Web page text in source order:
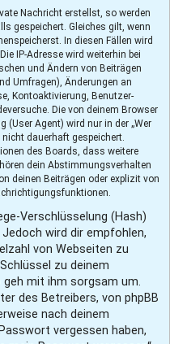
Nachricht erstellst, so werden
gespeichert. Gleiches gilt, wenn
In diesen Fällen wird
IP-Adresse wird weiterhin bei
und Ändern von Beiträgen
Umfragen), Änderungen an
Kontoaktivierung, Benutzer-
Die von deinem Browser
(User Agent) wird nur in der „Wer
dauerhaft gespeichert.
des Boards, dass weitere
dein Abstimmungsverhalten
deinen Beiträgen oder explizit von
Verschlüsselung (Hash)
wird dir empfohlen,
von Webseiten zu
zu deinem
mit ihm sorgsam um.
des Betreibers, von phpBB
nach deinem
vergessen haben,